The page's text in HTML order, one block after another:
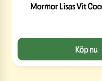
Mormor Lisas Vit
Köp nu